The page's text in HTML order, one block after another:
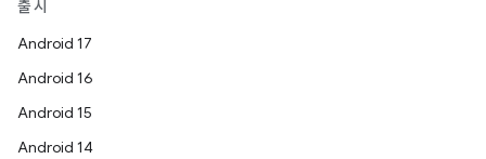
출시
Android 17
Android 16
Android 15
Android 14